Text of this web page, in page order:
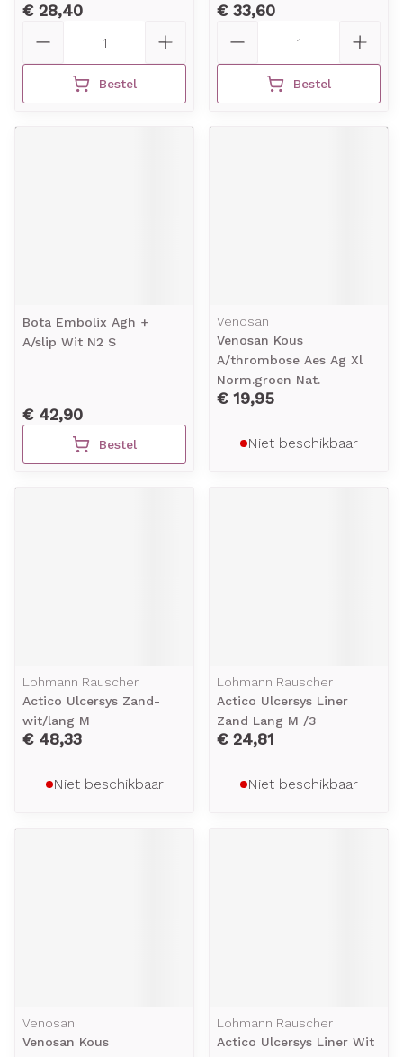
€ 28,40
Bestel
€ 33,60
Bestel
Bota Embolix Agh +
A/slip Wit N2 S
€ 42,90
Bestel
Venosan
Venosan Kous
A/thrombose Aes Ag Xl
Norm.groen Nat.
€ 19,95
Niet beschikbaar
Lohmann Rauscher
Actico Ulcersys Zand-
wit/lang M
€ 48,33
Niet beschikbaar
Lohmann Rauscher
Actico Ulcersys Liner
Zand Lang M /3
€ 24,81
Niet beschikbaar
Venosan
Venosan Kous
Lohmann Rauscher
Actico Ulcersys Liner Wit